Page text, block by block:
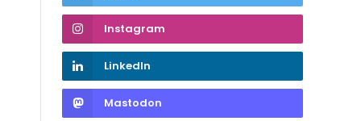
Instagram
LinkedIn
Mastodon